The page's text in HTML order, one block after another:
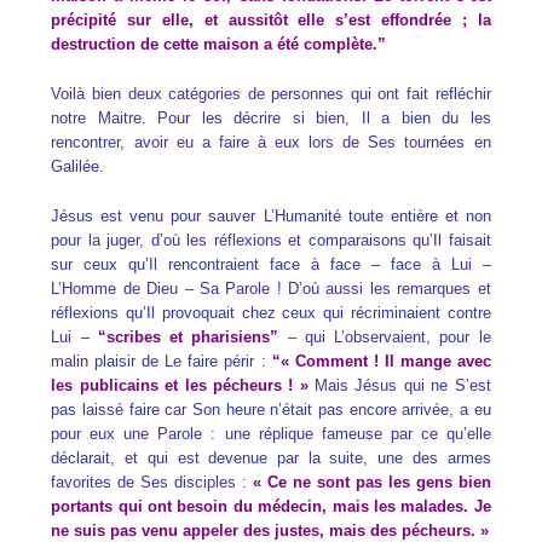
précipité sur elle, et aussitôt elle s’est effondrée ; la
destruction de cette maison a été complète.”
Voilà bien deux catégories de personnes qui ont fait refléchir
notre Maitre. Pour les décrire si bien, Il a bien du les
rencontrer, avoir eu a faire à eux lors de Ses tournées en
Galilée.
Jésus est venu pour sauver L’Humanité toute entière et non
pour la juger, d’où les réflexions et comparaisons qu’Il faisait
sur ceux qu’Il rencontraient face à face – face à Lui –
L’Homme de Dieu – Sa Parole ! D’où aussi les remarques et
réflexions qu’Il provoquait chez ceux qui récriminaient contre
Lui – “scribes et pharisiens” – qui L’observaient, pour le
malin plaisir de Le faire périr : “« Comment ! Il mange avec
les publicains et les pécheurs ! » Mais Jésus qui ne S’est
pas laissé faire car Son heure n’était pas encore arrivée, a eu
pour eux une Parole : une réplique fameuse par ce qu’elle
déclarait, et qui est devenue par la suite, une des armes
favorites de Ses disciples :« Ce ne sont pas les gens bien
portants qui ont besoin du médecin, mais les malades. Je
ne suis pas venu appeler des justes, mais des pécheurs. »